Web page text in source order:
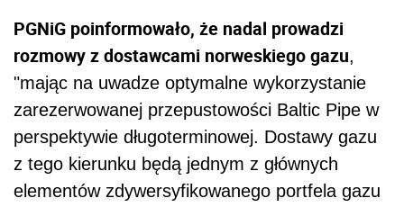
PGNiG poinformowało, że nadal prowadzi
rozmowy z dostawcami norweskiego gazu,
"mając na uwadze optymalne wykorzystanie
zarezerwowanej przepustowości Baltic Pipe w
perspektywie długoterminowej. Dostawy gazu
z tego kierunku będą jednym z głównych
elementów zdywersyfikowanego portfela gazu